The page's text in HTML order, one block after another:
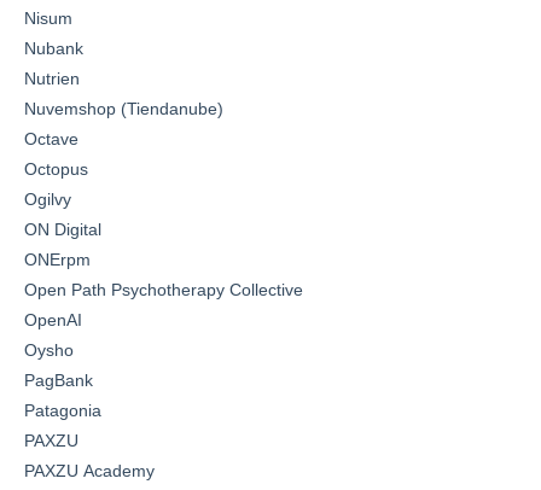
Nisum
Nubank
Nutrien
Nuvemshop (Tiendanube)
Octave
Octopus
Ogilvy
ON Digital
ONErpm
Open Path Psychotherapy Collective
OpenAI
Oysho
PagBank
Patagonia
PAXZU
PAXZU Academy